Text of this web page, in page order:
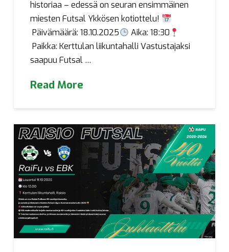
historiaa – edessä on seuran ensimmäinen
miesten Futsal Ykkösen kotiottelu!
Päivämäärä: 18.10.2025
Aika: 18:30
Paikka: Kerttulan liikuntahalli Vastustajaksi
saapuu Futsal …
Read More